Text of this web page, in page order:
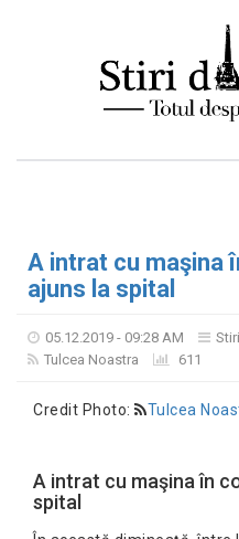
A intrat cu maşina
ajuns la spital
05.12.2019 - 09:28 AM
Tulcea Noastra
611
Credit Photo: Tulcea
A intrat cu maşina în
spital